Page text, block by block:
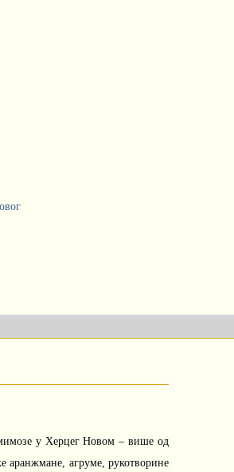
у Херцег Новом – више од
аранжмане, агруме, рукотворине